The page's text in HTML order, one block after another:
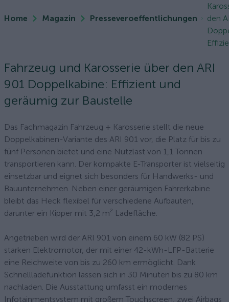
Home Magazin Presseveroeffentlichungen
den
Fahrzeug und Karosserie über den ARI
901 Doppelkabine: Effizient und
geräumig zur Baustelle
Das Fachmagazin Fahrzeug + Karosserie stellt die neue
Doppelkabinen-Variante des ARI 901 vor, die Platz für bis zu
fünf Personen bietet und eine Nutzlast von 1,1 Tonnen
transportieren kann. Der kompakte E-Transporter ist vielseitig
einsetzbar und eignet sich besonders für Handwerks- und
Bauunternehmen. Neben einer geräumigen Fahrerkabine
bleibt das Heck flexibel für verschiedene Aufbauten,
darunter ein Kipper mit 3,2 m² Ladefläche.
Angetrieben wird der ARI 901 von einem 60 kW (82 PS)
starken Elektromotor, der mit einer 42-kWh-LFP-Batterie
eine Reichweite von bis zu 260 km ermöglicht. Dank
Schnellladefunktion lassen sich in 30 Minuten bis zu 80 km
nachladen. Die Ausstattung umfasst ein modernes
Infotainmentsystem mit großem Touchscreen, zwei Airbags